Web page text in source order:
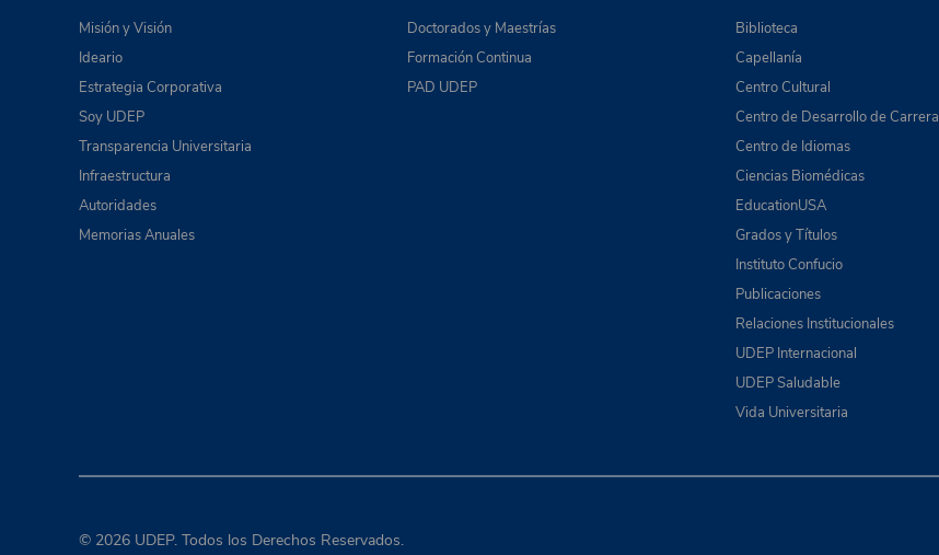
Misión y Visión
Ideario
Estrategia Corporativa
Soy UDEP
Transparencia Universitaria
Infraestructura
Autoridades
Memorias Anuales
Doctorados y Maestrías
Formación Continua
PAD UDEP
Biblioteca
Capellanía
Centro Cultural
Centro de Desarrollo de Carrera
Centro de Idiomas
Ciencias Biomédicas
EducationUSA
Grados y Títulos
Instituto Confucio
Publicaciones
Relaciones Institucionales
UDEP Internacional
UDEP Saludable
Vida Universitaria
© 2026 UDEP. Todos los Derechos Reservados.